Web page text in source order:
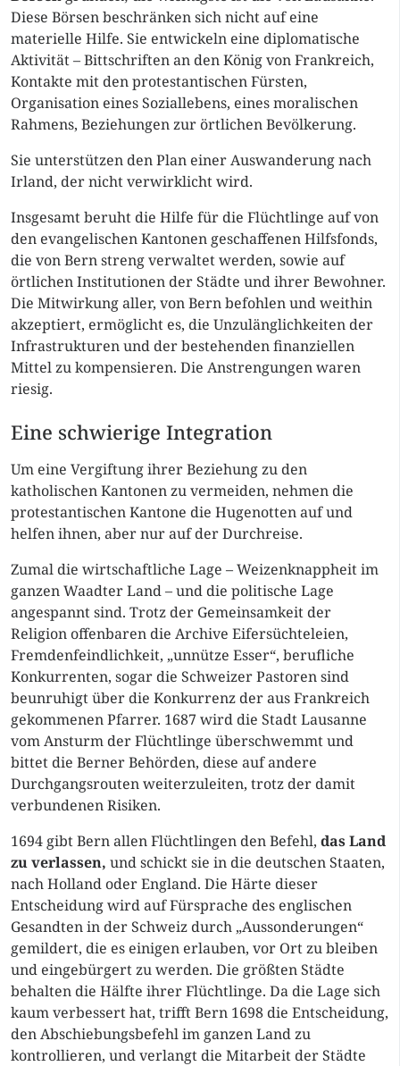
Diese Börsen beschränken sich nicht auf eine
materielle Hilfe. Sie entwickeln eine diplomatische
Aktivität – Bittschriften an den König von Frankreich,
Kontakte mit den protestantischen Fürsten,
Organisation eines Soziallebens, eines moralischen
Rahmens, Beziehungen zur örtlichen Bevölkerung.
Sie unterstützen den Plan einer Auswanderung nach
Irland, der nicht verwirklicht wird.
Insgesamt beruht die Hilfe für die Flüchtlinge auf von
den evangelischen Kantonen geschaffenen Hilfsfonds,
die von Bern streng verwaltet werden, sowie auf
örtlichen Institutionen der Städte und ihrer Bewohner.
Die Mitwirkung aller, von Bern befohlen und weithin
akzeptiert, ermöglicht es, die Unzulänglichkeiten der
Infrastrukturen und der bestehenden finanziellen
Mittel zu kompensieren. Die Anstrengungen waren
riesig.
Eine schwierige Integration
Um eine Vergiftung ihrer Beziehung zu den
katholischen Kantonen zu vermeiden, nehmen die
protestantischen Kantone die Hugenotten auf und
helfen ihnen, aber nur auf der Durchreise.
Zumal die wirtschaftliche Lage – Weizenknappheit im
ganzen Waadter Land – und die politische Lage
angespannt sind. Trotz der Gemeinsamkeit der
Religion offenbaren die Archive Eifersüchteleien,
Fremdenfeindlichkeit, „unnütze Esser“, berufliche
Konkurrenten, sogar die Schweizer Pastoren sind
beunruhigt über die Konkurrenz der aus Frankreich
gekommenen Pfarrer. 1687 wird die Stadt Lausanne
vom Ansturm der Flüchtlinge überschwemmt und
bittet die Berner Behörden, diese auf andere
Durchgangsrouten weiterzuleiten, trotz der damit
verbundenen Risiken.
1694 gibt Bern allen Flüchtlingen den Befehl, das Land
zu verlassen, und schickt sie in die deutschen Staaten,
nach Holland oder England. Die Härte dieser
Entscheidung wird auf Fürsprache des englischen
Gesandten in der Schweiz durch „Aussonderungen“
gemildert, die es einigen erlauben, vor Ort zu bleiben
und eingebürgert zu werden. Die größten Städte
behalten die Hälfte ihrer Flüchtlinge. Da die Lage sich
kaum verbessert hat, trifft Bern 1698 die Entscheidung,
den Abschiebungsbefehl im ganzen Land zu
kontrollieren, und verlangt die Mitarbeit der Städte